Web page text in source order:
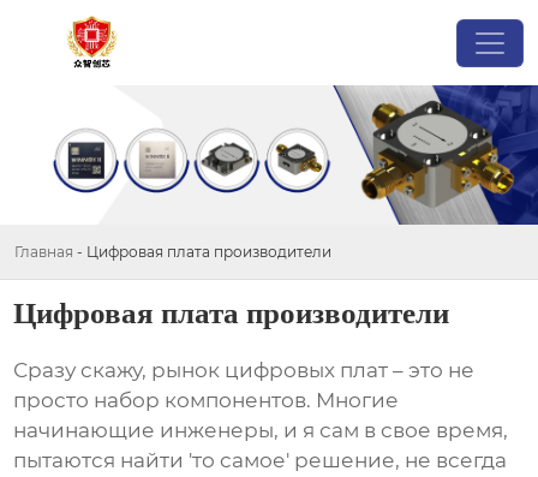
Главная - Цифровая плата производители
Цифровая плата производители
Сразу скажу, рынок цифровых плат – это не
просто набор компонентов. Многие
начинающие инженеры, и я сам в свое время,
пытаются найти 'то самое' решение, не всегда